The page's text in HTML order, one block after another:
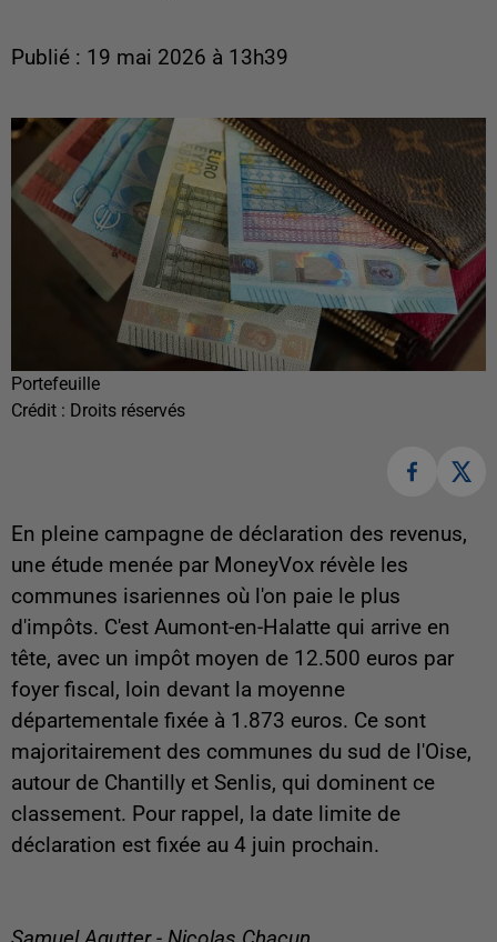
Publié : 19 mai 2026 à 13h39
Portefeuille
Crédit : Droits réservés
En pleine campagne de déclaration des revenus,
une étude menée par MoneyVox révèle les
communes isariennes où l'on paie le plus
d'impôts. C'est Aumont-en-Halatte qui arrive en
tête, avec un impôt moyen de 12.500 euros par
foyer fiscal, loin devant la moyenne
départementale fixée à 1.873 euros. Ce sont
majoritairement des communes du sud de l'Oise,
autour de Chantilly et Senlis, qui dominent ce
classement. Pour rappel, la date limite de
déclaration est fixée au 4 juin prochain.